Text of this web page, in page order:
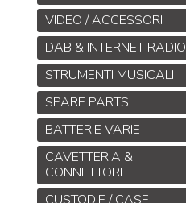
VIDEO / ACCESSORI
DAB & INTERNET RADIO
STRUMENTI MUSICALI
SPARE PARTS
BATTERIE VARIE
CAVETTERIA &
CONNETTORI